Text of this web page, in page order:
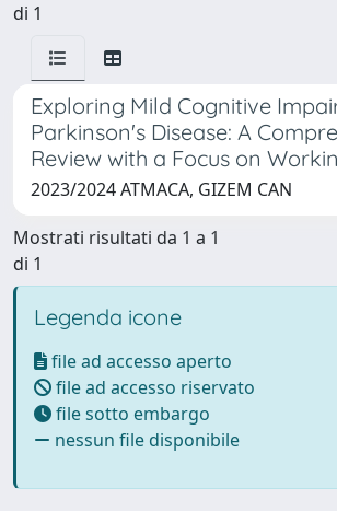
di 1
Exploring Mild Cognitive
Parkinson's Disease: A
Review with a Focus on
2023/2024 ATMACA, GIZEM CAN
Mostrati risultati da 1 a 1
di 1
Legenda icone
file ad accesso aperto
file ad accesso riservato
file sotto embargo
nessun file disponibile